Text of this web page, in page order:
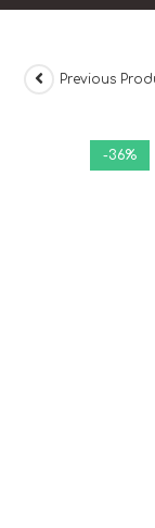
-36%
Previous